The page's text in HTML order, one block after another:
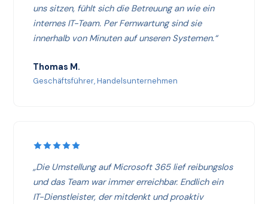
uns sitzen, fühlt sich die Betreuung an wie ein
internes IT-Team. Per Fernwartung sind sie
innerhalb von Minuten auf unseren Systemen.“
Thomas M.
Geschäftsführer, Handelsunternehmen
„Die Umstellung auf Microsoft 365 lief reibungslos
und das Team war immer erreichbar. Endlich ein
IT-Dienstleister, der mitdenkt und proaktiv